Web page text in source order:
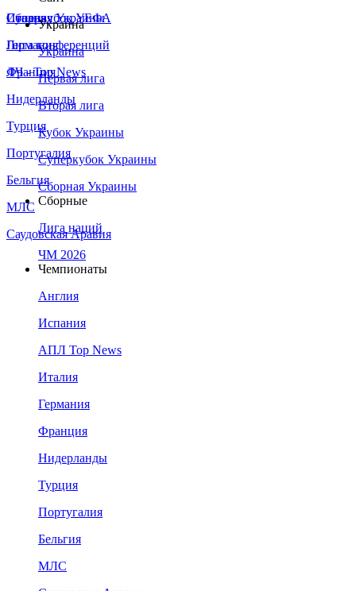
Сборная Украины
Италия
Германия
Франция
Нидерланды
Турция
Португалия
Бельгия
МЛС
Саудовская Аравия
Суперкубок УЕФА
Лига конференций
ЛЧ - Top News
Украина
Украина
Первая лига
Вторая лига
Кубок Украины
Суперкубок Украины
Сборная Украины
Сборные
Лига наций
ЧМ 2026
Чемпионаты
Англия
Испания
АПЛ Top News
Италия
Германия
Франция
Нидерланды
Турция
Португалия
Бельгия
МЛС